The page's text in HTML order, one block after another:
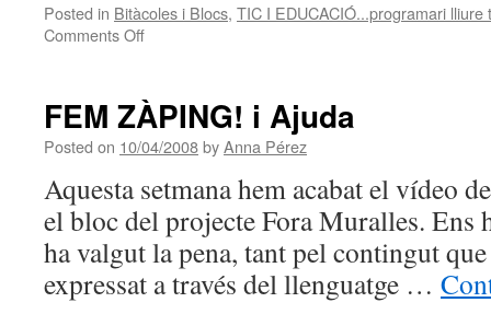
Posted in Bitàcoles i Blocs, TIC I EDUCACIÓ...programari lliure
Comments Offon
EXEMPLE
FEM ZÀPING! i Ajuda
Posted on 10/04/2008byAnna Pérez
Aquesta setmana hem acabat el vídeo
el bloc del projecte Fora Muralles. Ens
ha valgut la pena, tant pel contingut
expressat a través del llenguatge …